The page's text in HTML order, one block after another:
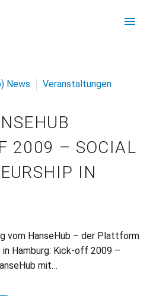
News
Veranstaltungen
2009 – SOCIAL
IN
vom HanseHub – der Plattform
Hamburg: Kick-off 2009 –
mit…